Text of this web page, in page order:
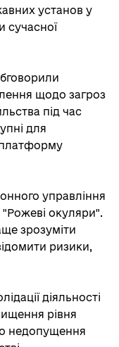
установ у
сучасної
щодо загроз
під час
для
управління
"Рожеві окуляри".
зрозуміти
ризики,
діяльності
рівня
недопущення